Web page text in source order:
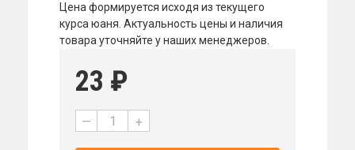
Цена формируется исходя из текущего
курса юаня. Актуальность цены и наличия
товара уточняйте у наших менеджеров.
23 ₽
— +